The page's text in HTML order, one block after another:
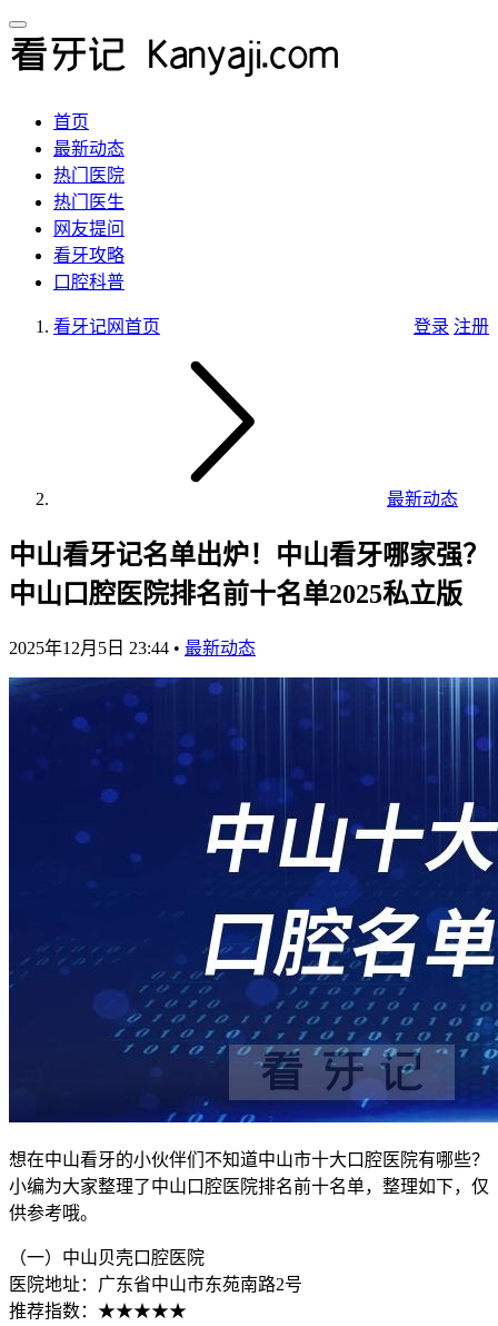
首页
最新动态
热门医院
热门医生
网友提问
看牙攻略
口腔科普
登录 注册
看牙记网首页
最新动态
中山看牙记名单出炉！中山看牙哪家强？
中山口腔医院排名前十名单2025私立版
2025年12月5日 23:44 • 最新动态
想在中山看牙的小伙伴们不知道中山市十大口腔医院有哪些？
小编为大家整理了中山口腔医院排名前十名单，整理如下，仅
供参考哦。
（一）中山贝壳口腔医院
医院地址：广东省中山市东苑南路2号
推荐指数：★★★★★